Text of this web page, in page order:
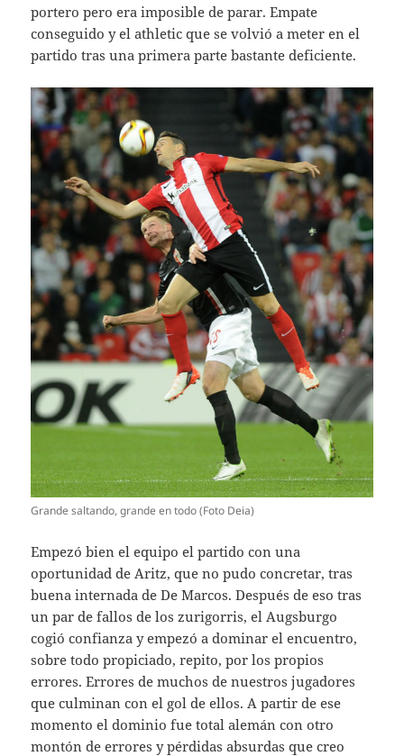
portero pero era imposible de parar. Empate
conseguido y el athletic que se volvió a meter en el
partido tras una primera parte bastante deficiente.
Grande saltando, grande en todo (Foto Deia)
Empezó bien el equipo el partido con una
oportunidad de Aritz, que no pudo concretar, tras
buena internada de De Marcos. Después de eso tras
un par de fallos de los zurigorris, el Augsburgo
cogió confianza y empezó a dominar el encuentro,
sobre todo propiciado, repito, por los propios
errores. Errores de muchos de nuestros jugadores
que culminan con el gol de ellos. A partir de ese
momento el dominio fue total alemán con otro
montón de errores y pérdidas absurdas que creo